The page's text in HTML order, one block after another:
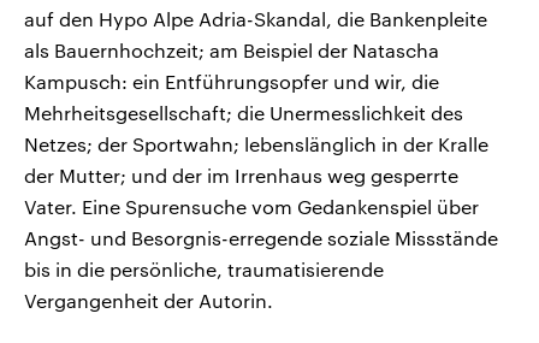
auf den Hypo Alpe Adria-Skandal, die Bankenpleite
als Bauernhochzeit; am Beispiel der Natascha
Kampusch: ein Entführungsopfer und wir, die
Mehrheitsgesellschaft; die Unermesslichkeit des
Netzes; der Sportwahn; lebenslänglich in der Kralle
der Mutter; und der im Irrenhaus weg gesperrte
Vater. Eine Spurensuche vom Gedankenspiel über
Angst- und Besorgnis-erregende soziale Missstände
bis in die persönliche, traumatisierende
Vergangenheit der Autorin.